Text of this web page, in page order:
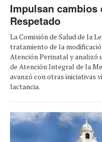
Impulsan cambios
Respetado
La Comisión de Salud de la
tratamiento de la
Atención Perinatal y analizó
de Atención Integral de la
avanzó con otras iniciativas
lactancia.